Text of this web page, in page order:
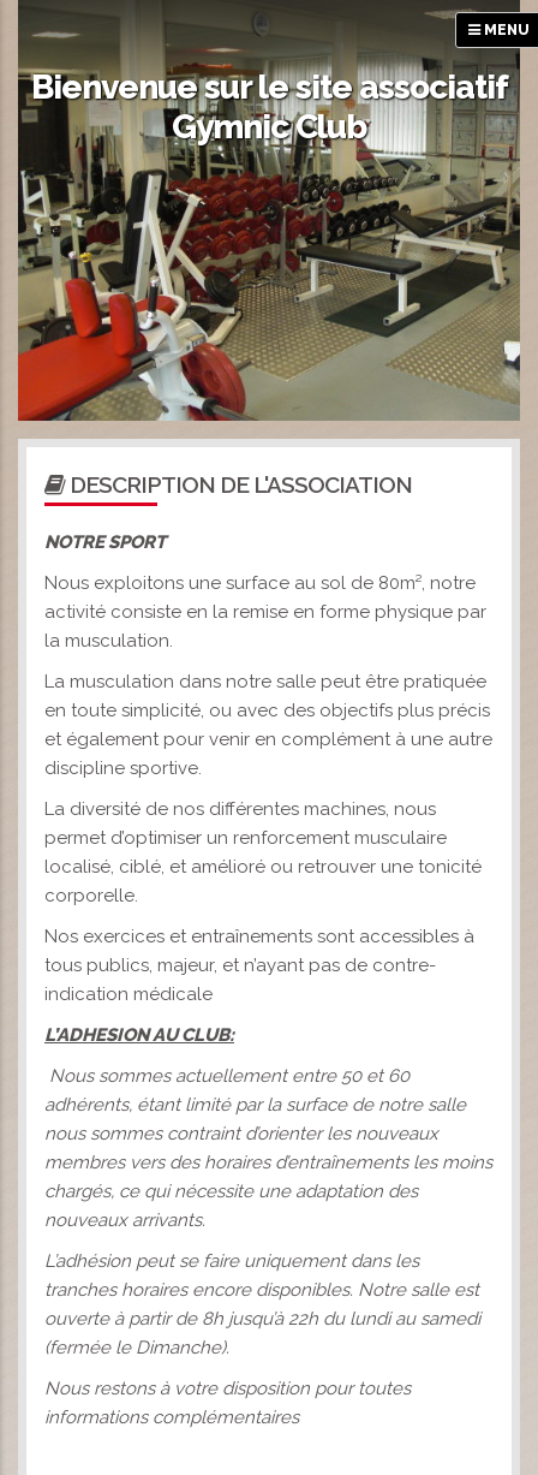
MENU
Bienvenue sur le site associatif
Gymnic Club
DESCRIPTION DE L'ASSOCIATION
NOTRE SPORT
Nous exploitons une surface au sol de 80m², notre
activité consiste en la remise en forme physique par
la musculation.
La musculation dans notre salle peut être pratiquée
en toute simplicité, ou avec des objectifs plus précis
et également pour venir en complément à une autre
discipline sportive.
La diversité de nos différentes machines, nous
permet d’optimiser un renforcement musculaire
localisé, ciblé, et amélioré ou retrouver une tonicité
corporelle.
Nos exercices et entraînements sont accessibles à
tous publics, majeur, et n’ayant pas de contre-
indication médicale
L’ADHESION AU CLUB:
Nous sommes actuellement entre 50 et 60
adhérents, étant limité par la surface de notre salle
nous sommes contraint d’orienter les nouveaux
membres vers des horaires d’entraînements les moins
chargés, ce qui nécessite une adaptation des
nouveaux arrivants.
L’adhésion peut se faire uniquement dans les
tranches horaires encore disponibles. Notre salle est
ouverte à partir de 8h jusqu’à 22h du lundi au samedi
(fermée le Dimanche).
Nous restons à votre disposition pour toutes
informations complémentaires